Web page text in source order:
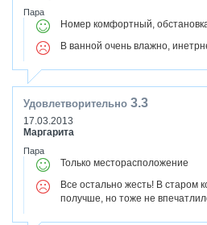
Пара
Номер комфортный,
В ванной очень влажно,
Удовлетворительно 3.3
17.03.2013
Маргарита
Пара
Только месторасположение
Все остально жесть! В старом
получше, но тоже не